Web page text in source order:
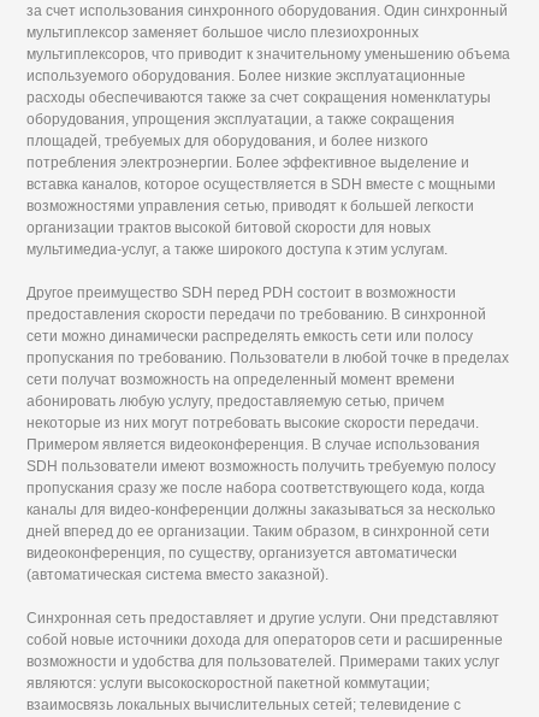
за счет использования синхронного оборудования. Один синхронный
мультиплексор заменяет большое число плезиохронных
мультиплексоров, что приводит к значительному уменьшению объема
используемого оборудования. Более низкие эксплуатационные
расходы обеспечиваются также за счет сокращения номенклатуры
оборудования, упрощения эксплуатации, а также сокращения
площадей, требуемых для оборудования, и более низкого
потребления электроэнергии. Более эффективное выделение и
вставка каналов, которое осуществляется в SDH вместе с мощными
возможностями управления сетью, приводят к большей легкости
организации трактов высокой битовой скорости для новых
мультимедиа-услуг, а также широкого доступа к этим услугам.
Другое преимущество SDH перед PDH состоит в возможности
предоставления скорости передачи по требованию. В синхронной
сети можно динамически распределять емкость сети или полосу
пропускания по требованию. Пользователи в любой точке в пределах
сети получат возможность на определенный момент времени
абонировать любую услугу, предоставляемую сетью, причем
некоторые из них могут потребовать высокие скорости передачи.
Примером является видеоконференция. В случае использования
SDH пользователи имеют возможность получить требуемую полосу
пропускания сразу же после набора соответствующего кода, когда
каналы для видео-конференции должны заказываться за несколько
дней вперед до ее организации. Таким образом, в синхронной сети
видеоконференция, по существу, организуется автоматически
(автоматическая система вместо заказной).
Синхронная сеть предоставляет и другие услуги. Они представляют
собой новые источники дохода для операторов сети и расширенные
возможности и удобства для пользователей. Примерами таких услуг
являются: услуги высокоскоростной пакетной коммутации;
взаимосвязь локальных вычислительных сетей; телевидение с